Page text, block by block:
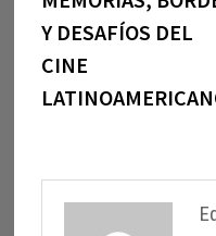
de
entradas
Y DESAFÍOS DEL
CINE